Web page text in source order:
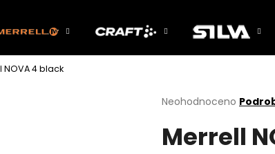
NOVA 4 black
Průměrné
produktu
je
Neohodnoceno
Merrell
Co potřebujete najít?
HLEDAT